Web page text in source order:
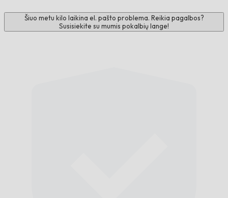
Šiuo metu kilo laikina el. pašto problema. Reikia pagalbos?
Susisiekite su mumis pokalbių lange!